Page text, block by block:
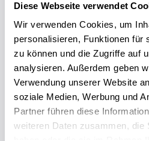
Diese Webseite verwendet
Wir verwenden Cookies, um
personalisieren, Funktionen für
zu können und die Zugriffe auf
analysieren. Außerdem geben
Verwendung unserer Website
soziale Medien, Werbung und
Partner führen diese
weiteren Daten zusammen, die
Sauna Strand: 20m
4.6
Herausragend
28 Bewertungen